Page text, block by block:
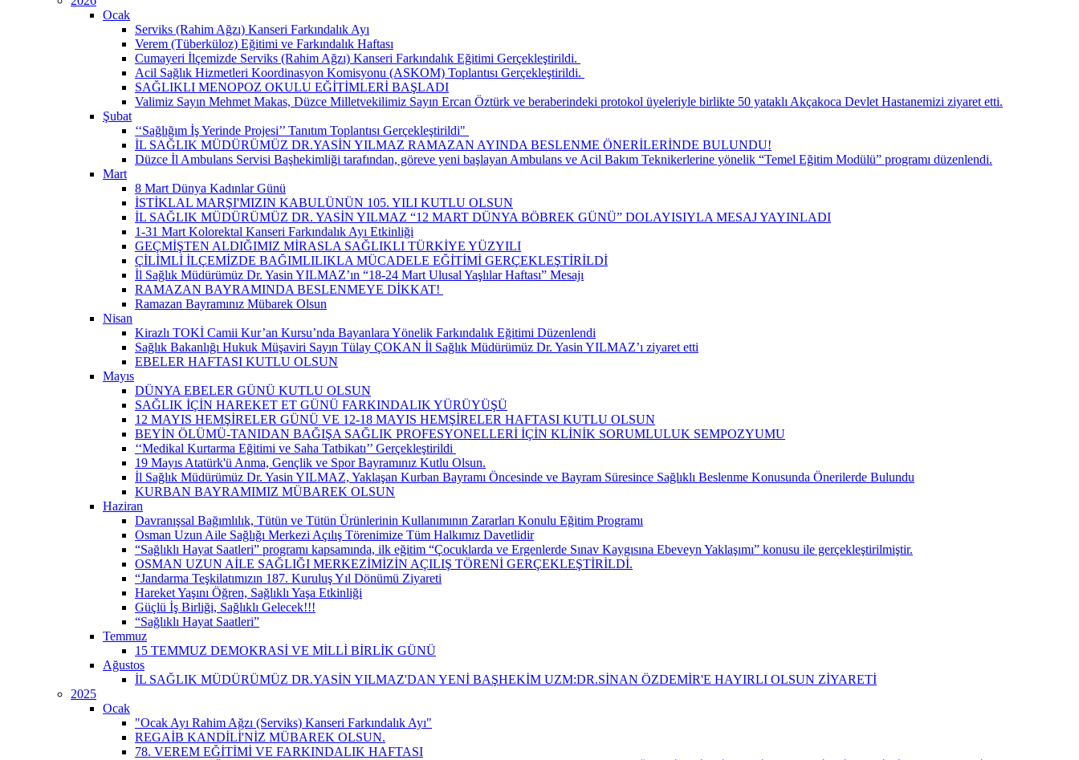
Ocak
Serviks (Rahim Ağzı) Kanseri Farkındalık Ayı
Verem (Tüberküloz) Eğitimi ve Farkındalık Haftası
Cumayeri İlçemizde Serviks (Rahim Ağzı) Kanseri Farkındalık Eğitimi Gerçekleştirildi. ​
Acil Sağlık Hizmetleri Koordinasyon Komisyonu (ASKOM) Toplantısı Gerçekleştirildi. ​
SAĞLIKLI MENOPOZ OKULU EĞİTİMLERİ BAŞLADI
Valimiz Sayın Mehmet Makas, Düzce Milletvekilimiz Sayın Ercan Öztürk ve beraberindeki protokol üyeleriyle birlikte 50 yataklı Akçakoca Devlet Hastanemizi ziyaret etti.
Şubat
‘‘Sağlığım İş Yerinde Projesi’’ Tanıtım Toplantısı Gerçekleştirildi" ​
İL SAĞLIK MÜDÜRÜMÜZ DR.YASİN YILMAZ RAMAZAN AYINDA BESLENME ÖNERİLERİNDE BULUNDU!
Düzce İl Ambulans Servisi Başhekimliği tarafından, göreve yeni başlayan Ambulans ve Acil Bakım Teknikerlerine yönelik “Temel Eğitim Modülü” programı düzenlendi.
Mart
8 Mart Dünya Kadınlar Günü
İSTİKLAL MARŞI'MIZIN KABULÜNÜN 105. YILI KUTLU OLSUN
İL SAĞLIK MÜDÜRÜMÜZ DR. YASİN YILMAZ “12 MART DÜNYA BÖBREK GÜNÜ” DOLAYISIYLA MESAJ YAYINLADI
1-31 Mart Kolorektal Kanseri Farkındalık Ayı Etkinliği
GEÇMİŞTEN ALDIĞIMIZ MİRASLA SAĞLIKLI TÜRKİYE YÜZYILI
ÇİLİMLİ İLÇEMİZDE BAĞIMLILIKLA MÜCADELE EĞİTİMİ GERÇEKLEŞTİRİLDİ
İl Sağlık Müdürümüz Dr. Yasin YILMAZ’ın “18-24 Mart Ulusal Yaşlılar Haftası” Mesajı
RAMAZAN BAYRAMINDA BESLENMEYE DİKKAT! ​
Ramazan Bayramınız Mübarek Olsun
Nisan
Kirazlı TOKİ Camii Kur’an Kursu’nda Bayanlara Yönelik Farkındalık Eğitimi Düzenlendi
Sağlık Bakanlığı Hukuk Müşaviri Sayın Tülay ÇOKAN İl Sağlık Müdürümüz Dr. Yasin YILMAZ’ı ziyaret etti
EBELER HAFTASI KUTLU OLSUN
Mayıs
DÜNYA EBELER GÜNÜ KUTLU OLSUN
SAĞLIK İÇİN HAREKET ET GÜNÜ FARKINDALIK YÜRÜYÜŞÜ
12 MAYIS HEMŞİRELER GÜNÜ VE 12-18 MAYIS HEMŞİRELER HAFTASI KUTLU OLSUN
BEYİN ÖLÜMÜ-TANIDAN BAĞIŞA SAĞLIK PROFESYONELLERİ İÇİN KLİNİK SORUMLULUK SEMPOZYUMU
‘‘Medikal Kurtarma Eğitimi ve Saha Tatbikatı’’ Gerçekleştirildi ​
19 Mayıs Atatürk'ü Anma, Gençlik ve Spor Bayramınız Kutlu Olsun.
İl Sağlık Müdürümüz Dr. Yasin YILMAZ, Yaklaşan Kurban Bayramı Öncesinde ve Bayram Süresince Sağlıklı Beslenme Konusunda Önerilerde Bulundu
KURBAN BAYRAMIMIZ MÜBAREK OLSUN
Haziran
Davranışsal Bağımlılık, Tütün ve Tütün Ürünlerinin Kullanımının Zararları Konulu Eğitim Programı
Osman Uzun Aile Sağlığı Merkezi Açılış Törenimize Tüm Halkımız Davetlidir
“Sağlıklı Hayat Saatleri” programı kapsamında, ilk eğitim “Çocuklarda ve Ergenlerde Sınav Kaygısına Ebeveyn Yaklaşımı” konusu ile gerçekleştirilmiştir.
OSMAN UZUN AİLE SAĞLIĞI MERKEZİMİZİN AÇILIŞ TÖRENİ GERÇEKLEŞTİRİLDİ.
“Jandarma Teşkilatımızın 187. Kuruluş Yıl Dönümü Ziyareti
Hareket Yaşını Öğren, Sağlıklı Yaşa Etkinliği
Güçlü İş Birliği, Sağlıklı Gelecek!!!
“Sağlıklı Hayat Saatleri”
Temmuz
15 TEMMUZ DEMOKRASİ VE MİLLİ BİRLİK GÜNÜ
Ağustos
İL SAĞLIK MÜDÜRÜMÜZ DR.YASİN YILMAZ'DAN YENİ BAŞHEKİM UZM:DR.SİNAN ÖZDEMİR'E HAYIRLI OLSUN ZİYARETİ
2025
Ocak
"Ocak Ayı Rahim Ağzı (Serviks) Kanseri Farkındalık Ayı"
REGAİB KANDİLİ'NİZ MÜBAREK OLSUN.
78. VEREM EĞİTİMİ VE FARKINDALIK HAFTASI